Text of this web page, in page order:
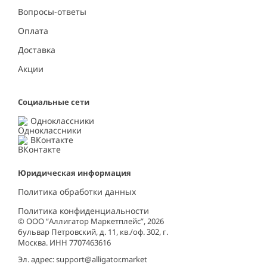
Вопросы-ответы
Оплата
Доставка
Акции
Социальные сети
Одноклассники
ВКонтакте
Юридическая информация
Политика обработки данных
Политика конфиденциальности
© ООО “Аллигатор Маркетплейс”, 2026
бульвар Петровский, д. 11, кв./оф. 302, г.
Москва. ИНН 7707463616
Эл. адрес:support@alligator.market